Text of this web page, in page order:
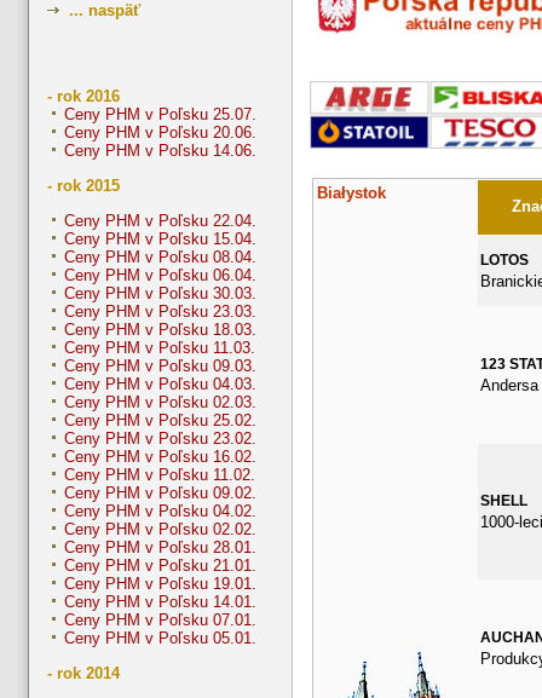
... naspäť
- rok 2016
Ceny PHM v Poľsku 25.07.
Ceny PHM v Poľsku 20.06.
Ceny PHM v Poľsku 14.06.
- rok 2015
Ceny PHM v Poľsku 22.04.
Ceny PHM v Poľsku 15.04.
Ceny PHM v Poľsku 08.04.
Ceny PHM v Poľsku 06.04.
Ceny PHM v Poľsku 30.03.
Ceny PHM v Poľsku 23.03.
Ceny PHM v Poľsku 18.03.
Ceny PHM v Poľsku 11.03.
Ceny PHM v Poľsku 09.03.
Ceny PHM v Poľsku 04.03.
Ceny PHM v Poľsku 02.03.
Ceny PHM v Poľsku 25.02.
Ceny PHM v Poľsku 23.02.
Ceny PHM v Poľsku 16.02.
Ceny PHM v Poľsku 11.02.
Ceny PHM v Poľsku 09.02.
Ceny PHM v Poľsku 04.02.
Ceny PHM v Poľsku 02.02.
Ceny PHM v Poľsku 28.01.
Ceny PHM v Poľsku 21.01.
Ceny PHM v Poľsku 19.01.
Ceny PHM v Poľsku 14.01.
Ceny PHM v Poľsku 07.01.
Ceny PHM v Poľsku 05.01.
- rok 2014
Białystok
LOTOS
123
Andersa
SHELL
1000-